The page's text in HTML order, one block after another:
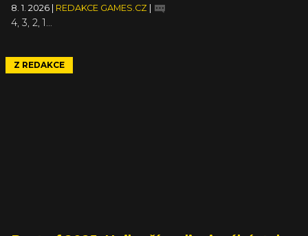
8. 1. 2026 REDAKCE GAMES.CZ
4, 3, 2, 1…
Z REDAKCE